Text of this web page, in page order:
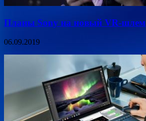
Планы Sony на новый VR-шлем
06.09.2019